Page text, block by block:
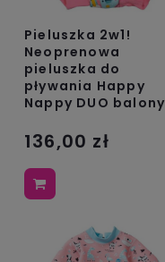
Pieluszka 2w1!
Neoprenowa
pieluszka do
pływania Happy
Nappy DUO balony
136,00 zł